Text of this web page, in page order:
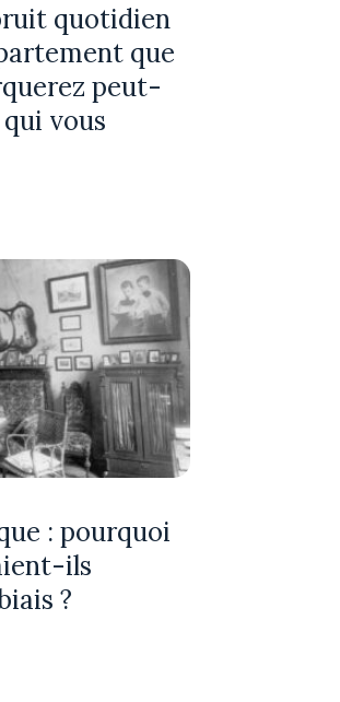
quotidien
que
peut-
vous
: pourquoi
ils
?